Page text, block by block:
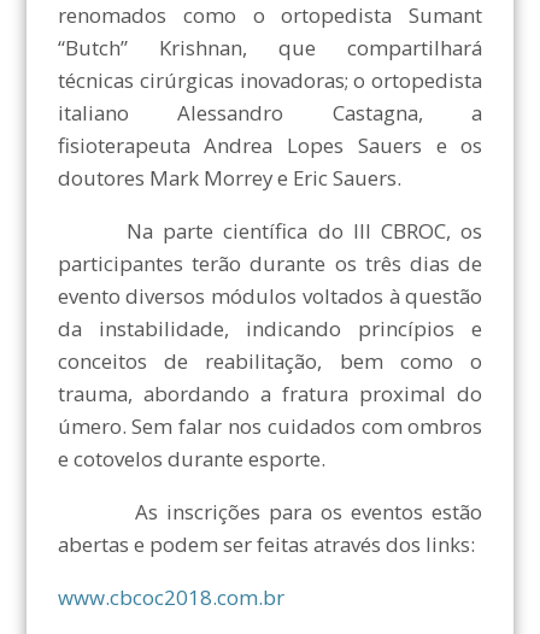
renomados como o ortopedista Sumant
“Butch” Krishnan, que compartilhará
técnicas cirúrgicas inovadoras; o ortopedista
italiano Alessandro Castagna, a
fisioterapeuta Andrea Lopes Sauers e os
doutores Mark Morrey e Eric Sauers.
Na parte científica do III CBROC, os
participantes terão durante os três dias de
evento diversos módulos voltados à questão
da instabilidade, indicando princípios e
conceitos de reabilitação, bem como o
trauma, abordando a fratura proximal do
úmero. Sem falar nos cuidados com ombros
e cotovelos durante esporte.
As inscrições para os eventos estão
abertas e podem ser feitas através dos links:
www.cbcoc2018.com.br